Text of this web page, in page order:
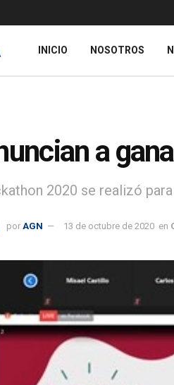
INICIO NOSOTROS
a
2020 se realizó
por AGN 13 de octubre de 2020 en